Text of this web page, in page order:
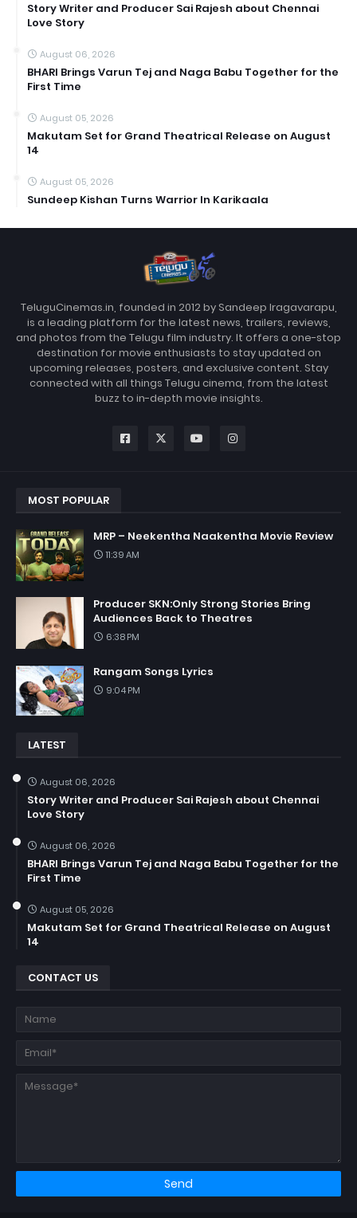
Story Writer and Producer Sai Rajesh about Chennai
Love Story
August 06, 2026
BHARI Brings Varun Tej and Naga Babu Together for the
First Time
August 05, 2026
Makutam Set for Grand Theatrical Release on August
14
August 05, 2026
Sundeep Kishan Turns Warrior In Karikaala
TeluguCinemas.in, founded in 2012 by Sandeep Iragavarapu,
is a leading platform for the latest news, trailers, reviews,
and photos from the Telugu film industry. It offers a one-stop
destination for movie enthusiasts to stay updated on
upcoming releases, posters, and exclusive content. Stay
connected with all things Telugu cinema, from the latest
buzz to in-depth movie insights.
MOST POPULAR
MRP – Neekentha Naakentha Movie Review
11:39 AM
Producer SKN:Only Strong Stories Bring
Audiences Back to Theatres
6:38 PM
Rangam Songs Lyrics
9:04 PM
LATEST
August 06, 2026
Story Writer and Producer Sai Rajesh about Chennai
Love Story
August 06, 2026
BHARI Brings Varun Tej and Naga Babu Together for the
First Time
August 05, 2026
Makutam Set for Grand Theatrical Release on August
14
CONTACT US